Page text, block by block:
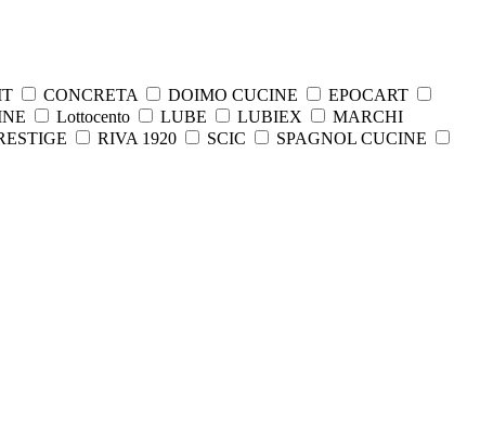
CONCRETA DOIMO CUCINE
EPOCART
Lottocento LUBE LUBIEX
MARCHI
RIVA 1920 SCIC
SPAGNOL CUCINE